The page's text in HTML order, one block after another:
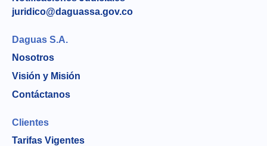
juridico@daguassa.gov.co
Daguas S.A.
Nosotros
Visión y Misión
Contáctanos
Clientes
Tarifas Vigentes